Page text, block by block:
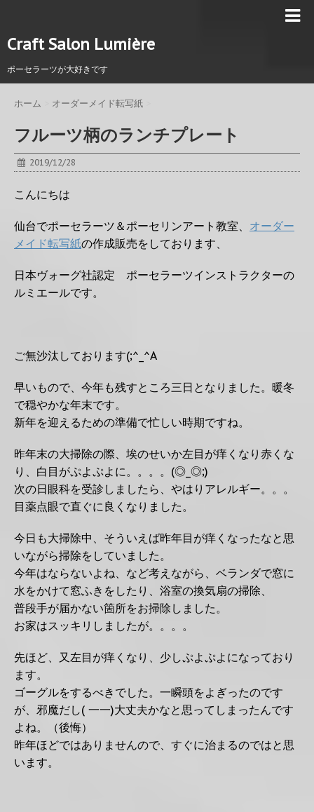
Craft Salon Lumière
ポーセラーツが大好きです
ホーム オーダーメイド転写紙
フルーツ柄のランチプレート
2019/12/28
こんにちは
仙台でポーセラーツ＆ポーセリンアート教室、 オーダー
メイド転写紙の作成販売をしております、
日本ヴォーグ社認定 ポーセラーツインストラクターの
ルミエールです。
ご無沙汰しております(;^_^A
早いもので、今年も残すところ三日となりました。暖冬
で穏やかな年末です。
新年を迎えるための準備で忙しい時期ですね。
昨年末の大掃除の際、埃のせいか左目が痒くなり赤くな
り、白目がぷよぷよに。。。。(◎_◎;)
次の日眼科を受診しましたら、やはりアレルギー。。。
目薬点眼で直ぐに良くなりました。
今日も大掃除中、そういえば昨年目が痒くなったなと思
いながら掃除をしていました。
今年はならないよね、など考えながら、ベランダで窓に
水をかけて窓ふきをしたり、浴室の換気扇の掃除、
普段手が届かない箇所をお掃除しました。
お家はスッキリしましたが。。。。
先ほど、又左目が痒くなり、少しぷよぷよになっており
ます。
ゴーグルをするべきでした。一瞬頭をよぎったのです
が、邪魔だし( 一一)大丈夫かなと思ってしまったんです
よね。（後悔）
昨年ほどではありませんので、すぐに治まるのではと思
います。